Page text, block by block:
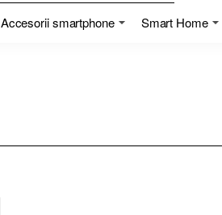
Accesorii smartphone Smart Home